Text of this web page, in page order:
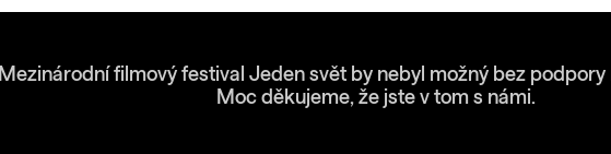
Mezinárodní filmový festival Jeden svět by nebyl možný bez
Moc děkujeme, že jste v tom s námi.